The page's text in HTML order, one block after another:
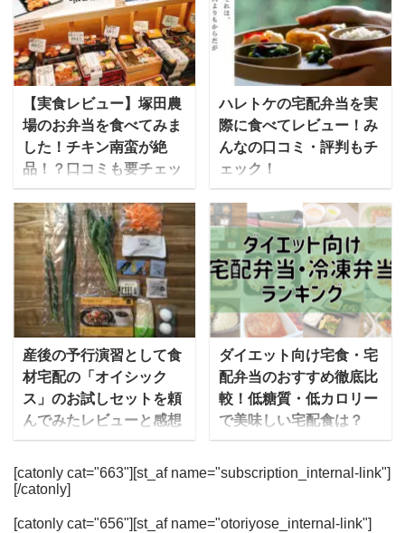
祉・保育施設への配食シ
ェア1位を誇る日清医療
食品が提供しています。
長年にわたって医療施設
向けに配食してきただけ
あって、カロリーや塩
分、たんぱく質にいたる
まで、きめ細かく考えら
す。 メニューを考えるの
は、食宅便の9000人を超
える管理栄養士さんた
ち。 だいすけわずか5分
で解凍！コース豊富な食
宅便なら、時短・ダイエ
ット・療養などあらゆる
ニーズに応えてくれます
この記事では、食宅便の
気になる口コミ・評判や
おすすめのコース・メニ
...
タイプの宅食・宅配弁当
が続々と登場していま
す。ママ向けの冷凍宅食
サービスの「ママの休
食」も2020年に運営を開
始した新サービスです。
今回は「ママの休食」を
運営するセブンリッチグ
を伺いました。そのコン
セプトや、これから目指
していることについても
お話を伺いました。 「マ
マの休食」をはじめたき
っかけとは？ mealee 今
回はインタビューをあり
がとうございます。簡単
に自己紹介をお願いいた
します。 しき：「ママの
休食」の事業責任者を務
めてい ...
【実食レビュー】塚田農
場のお弁当を食べてみま
した！チキン南蛮が絶
品！？口コミも要チェッ
ク！
塚田農場は株式会社エ
ー・ピーカンパニーが運
営する居酒屋チェーンで
すが、塚田農場から『お
べんとラボ』として宅配
と店舗の両方でお弁当を
販売しています。 ゆいこ
さまざまなメディアに取
り上げられており、芸能
人達がよく口にする、い
農場のお弁当は、お弁当
に関するグランプリにお
いて数多く受賞してお
ハレトケの宅配弁当を実
際に食べてレビュー！み
んなの口コミ・評判もチ
ェック！
ロノスが運営する宅食サ
ービスで、美味しくて栄
養バランスの良い冷凍宅
配弁当を販売していま
す。 名前の由来は、日本
人の伝統的な世界観とさ
れる「ハレ（晴れ）」と
「ケ（褻）」からきてお
り、体のための食事を提
供することをコンセプト
朝日をモチーフにしてい
ではハレトケのお弁当に
産後の予行演習として食
材宅配の「オイシック
ス」のお試しセットを頼
んでみたレビューと感想
のですが、妊娠中や子ど
もが産まれたら、しばら
ダイエット向け宅食・宅
配弁当のおすすめ徹底比
較！低糖質・低カロリー
で美味しい宅配食は？
に参入する会社も増えた
[catonly cat="663"][st_af name="subscription_internal-link"]
[/catonly]
[catonly cat="656"][st_af name="otoriyose_internal-link"]